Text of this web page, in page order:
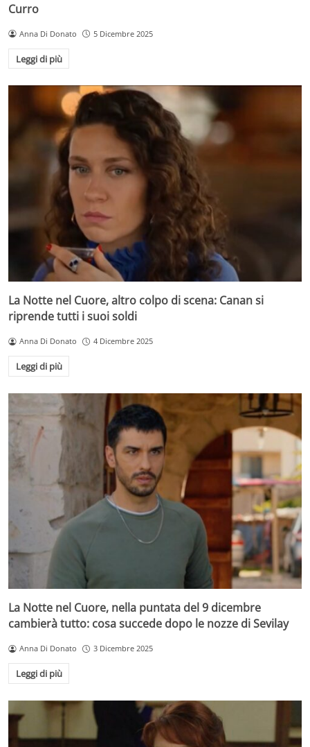
Curro
Anna Di Donato 5 Dicembre 2025
Leggi di più
La Notte nel Cuore, altro colpo di scena: Canan si
riprende tutti i suoi soldi
Anna Di Donato 4 Dicembre 2025
Leggi di più
La Notte nel Cuore, nella puntata del 9 dicembre
cambierà tutto: cosa succede dopo le nozze di Sevilay
Anna Di Donato 3 Dicembre 2025
Leggi di più